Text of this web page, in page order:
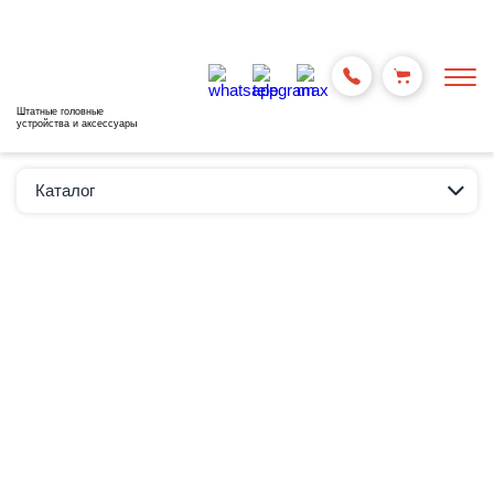
Штатные головные
устройства и аксессуары
Каталог